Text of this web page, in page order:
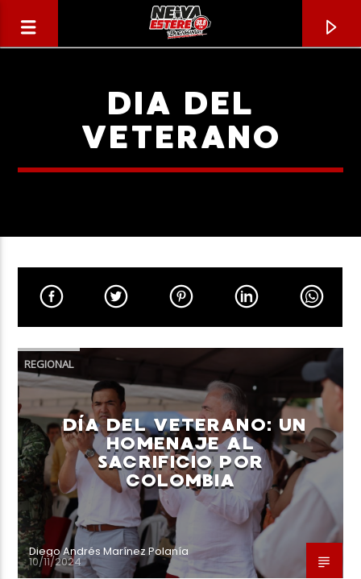
CANCIÓN ACTUAL
TÍTULO
ARTISTA
Neiva Estereo
DIA DEL
VETERANO
REGIONAL
DÍA DEL VETERANO: UN
HOMENAJE AL
SACRIFICIO POR
COLOMBIA
Diego Andrés Marínez Polanía
10/11/2024